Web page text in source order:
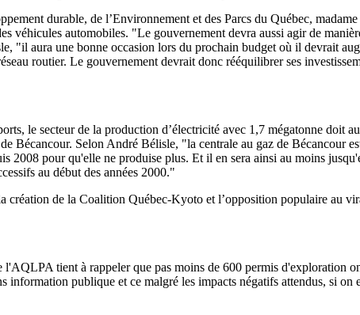
durable, de l’Environnement et des Parcs du Québec,
véhicules automobiles. "Le gouvernement devra aussi agir de
"il aura une bonne occasion lors du prochain budget où il devrait
routier. Le gouvernement devrait donc rééquilibrer ses
le secteur de la production d’électricité avec 1,7 mégatonne
Bécancour. Selon André Bélisle, "la centrale au gaz de Bécancour
2008 pour qu'elle ne produise plus. Et il en sera ainsi au moins
au début des années 2000."
création de la Coalition Québec-Kyoto et l’opposition populaire au
tient à rappeler que pas moins de 600 permis d'exploration
information publique et ce malgré les impacts négatifs attendus, si